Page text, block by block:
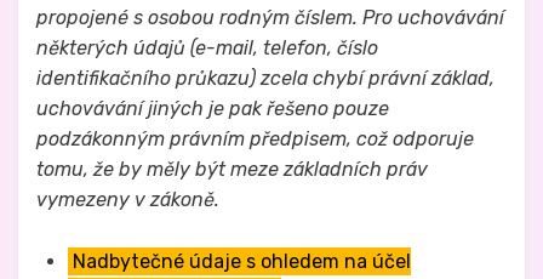
propojené s osobou rodným číslem. Pro uchovávání
některých údajů (e-mail, telefon, číslo
identifikačního průkazu) zcela chybí právní základ,
uchovávání jiných je pak řešeno pouze
podzákonným právním předpisem, což odporuje
tomu, že by měly být meze základních práv
vymezeny v zákoně.
Nadbytečné údaje s ohledem na účel